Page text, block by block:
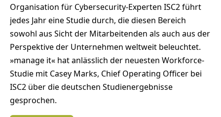
Organisation für Cybersecurity-Experten ISC2 führt
jedes Jahr eine Studie durch, die diesen ­Bereich
sowohl aus Sicht der Mitarbeitenden als auch aus der
Perspektive der Unternehmen weltweit ­beleuchtet.
»manage it« hat anlässlich der neuesten Workforce-
Studie mit Casey Marks, Chief Operating Officer bei
ISC2 über die deutschen Studienergebnisse
gesprochen.